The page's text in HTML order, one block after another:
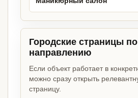
Городские страницы
направлению
Если объект работает в
можно сразу открыть
страницу.